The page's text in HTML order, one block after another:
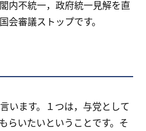
内不統一，政府統一見解を直
会審議ストップです。
います。１つは，与党として
らいたいということです。そ